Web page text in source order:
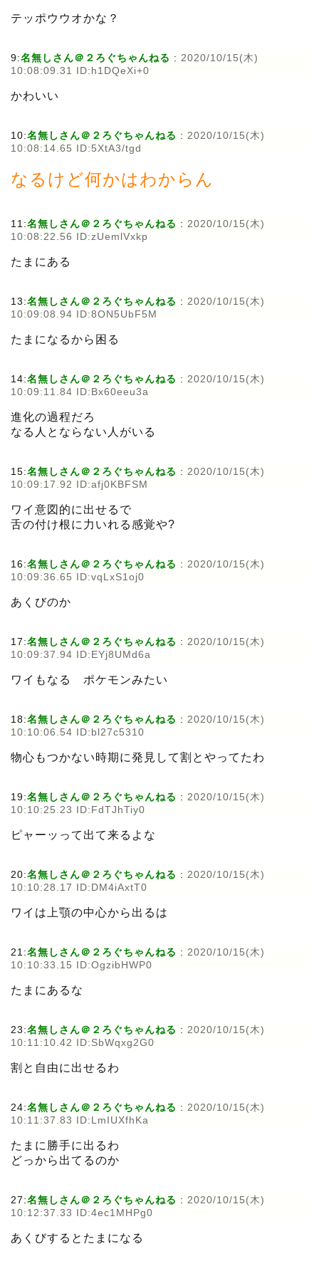
テッポウウオかな？
9:名無しさん＠２ろぐちゃんねる : 2020/10/15(木)
10:08:09.31 ID:h1DQeXi+0
かわいい
10:名無しさん＠２ろぐちゃんねる : 2020/10/15(木)
10:08:14.65 ID:5XtA3/tgd
なるけど何かはわからん
11:名無しさん＠２ろぐちゃんねる : 2020/10/15(木)
10:08:22.56 ID:zUemlVxkp
たまにある
13:名無しさん＠２ろぐちゃんねる : 2020/10/15(木)
10:09:08.94 ID:8ON5UbF5M
たまになるから困る
14:名無しさん＠２ろぐちゃんねる : 2020/10/15(木)
10:09:11.84 ID:Bx60eeu3a
進化の過程だろ
なる人とならない人がいる
15:名無しさん＠２ろぐちゃんねる : 2020/10/15(木)
10:09:17.92 ID:afj0KBFSM
ワイ意図的に出せるで
舌の付け根に力いれる感覚や?
16:名無しさん＠２ろぐちゃんねる : 2020/10/15(木)
10:09:36.65 ID:vqLxS1oj0
あくびのか
17:名無しさん＠２ろぐちゃんねる : 2020/10/15(木)
10:09:37.94 ID:EYj8UMd6a
ワイもなる ポケモンみたい
18:名無しさん＠２ろぐちゃんねる : 2020/10/15(木)
10:10:06.54 ID:bl27c5310
物心もつかない時期に発見して割とやってたわ
19:名無しさん＠２ろぐちゃんねる : 2020/10/15(木)
10:10:25.23 ID:FdTJhTiy0
ピャーッって出て来るよな
20:名無しさん＠２ろぐちゃんねる : 2020/10/15(木)
10:10:28.17 ID:DM4iAxtT0
ワイは上顎の中心から出るは
21:名無しさん＠２ろぐちゃんねる : 2020/10/15(木)
10:10:33.15 ID:OgzibHWP0
たまにあるな
23:名無しさん＠２ろぐちゃんねる : 2020/10/15(木)
10:11:10.42 ID:SbWqxg2G0
割と自由に出せるわ
24:名無しさん＠２ろぐちゃんねる : 2020/10/15(木)
10:11:37.83 ID:LmIUXfhKa
たまに勝手に出るわ
どっから出てるのか
27:名無しさん＠２ろぐちゃんねる : 2020/10/15(木)
10:12:37.33 ID:4ec1MHPg0
あくびするとたまになる